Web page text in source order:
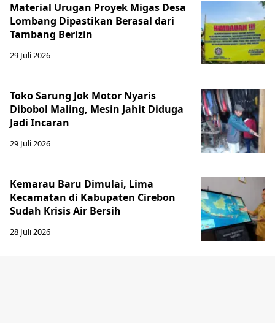
Material Urugan Proyek Migas Desa
Lombang Dipastikan Berasal dari
Tambang Berizin
29 Juli 2026
Toko Sarung Jok Motor Nyaris
Dibobol Maling, Mesin Jahit Diduga
Jadi Incaran
29 Juli 2026
Kemarau Baru Dimulai, Lima
Kecamatan di Kabupaten Cirebon
Sudah Krisis Air Bersih
28 Juli 2026